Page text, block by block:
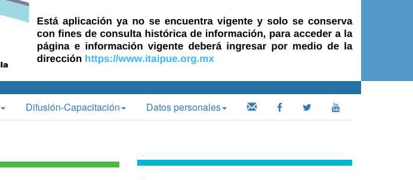
Difusión-Capacitación Datos personales